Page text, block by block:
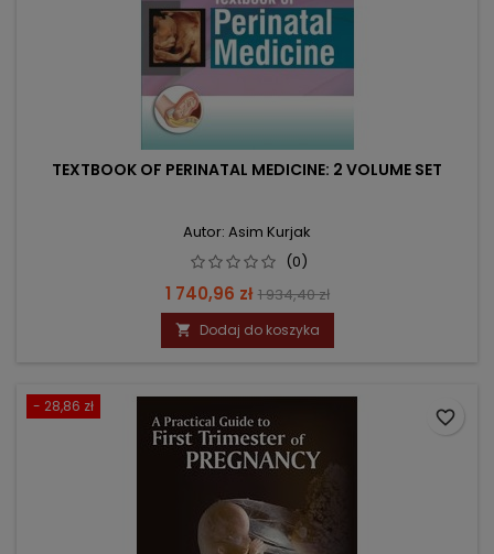
TEXTBOOK OF PERINATAL MEDICINE: 2 VOLUME SET
Autor: Asim Kurjak
(0)
Cena
1 740,96 zł Cena
podstawowa
1 934,40 zł
 Dodaj do koszyka
- 28,86 zł
favorite_border